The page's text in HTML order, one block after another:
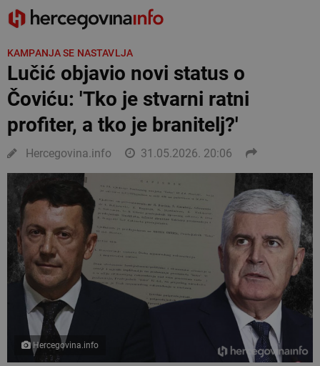
KAMPANJA SE NASTAVLJA
Lučić objavio novi status o
Čoviću: 'Tko je stvarni ratni
profiter, a tko je branitelj?'
Hercegovina.info 31.05.2026. 20:06
Hercegovina.info